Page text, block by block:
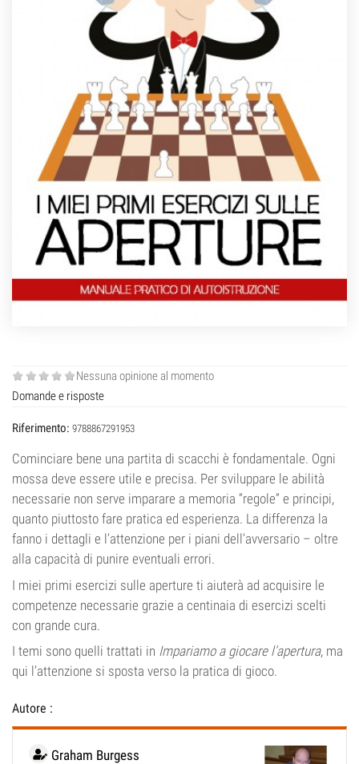
Nessuna opinione al momento
Domande e risposte
Riferimento: 9788867291953
Cominciare bene una partita di scacchi è fondamentale. Ogni
mossa deve essere utile e precisa. Per sviluppare le abilità
necessarie non serve imparare a memoria “regole” e principi,
quanto piuttosto fare pratica ed esperienza. La differenza la
fanno i dettagli e l’attenzione per i piani dell’avversario – oltre
alla capacità di punire eventuali errori.
I miei primi esercizi sulle aperture ti aiuterà ad acquisire le
competenze necessarie grazie a centinaia di esercizi scelti
con grande cura.
I temi sono quelli trattati in Impariamo a giocare l’apertura, ma
qui l’attenzione si sposta verso la pratica di gioco.
Autore :
Graham Burgess